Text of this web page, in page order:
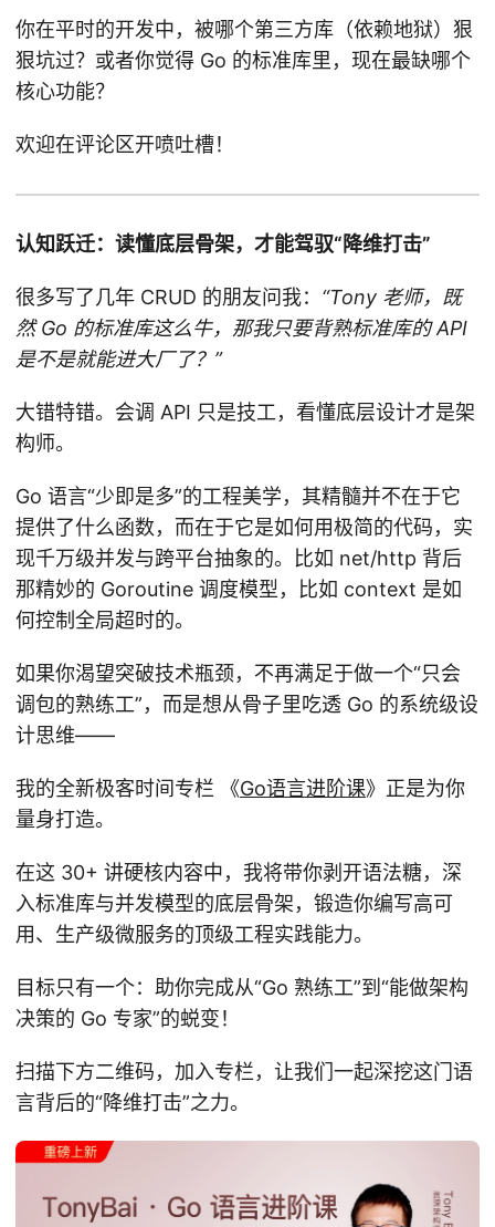
你在平时的开发中，被哪个第三方库（依赖地狱）狠
狠坑过？或者你觉得 Go 的标准库里，现在最缺哪个
核心功能？
欢迎在评论区开喷吐槽！
认知跃迁：读懂底层骨架，才能驾驭“降维打击”
很多写了几年 CRUD 的朋友问我： “Tony 老师，既
然 Go 的标准库这么牛，那我只要背熟标准库的 API
是不是就能进大厂了？”
大错特错。会调 API 只是技工，看懂底层设计才是架
构师。
Go 语言“少即是多”的工程美学，其精髓并不在于它
提供了什么函数，而在于它是如何用极简的代码，实
现千万级并发与跨平台抽象的。比如 net/http 背后
那精妙的 Goroutine 调度模型，比如 context 是如
何控制全局超时的。
如果你渴望突破技术瓶颈，不再满足于做一个“只会
调包的熟练工”，而是想从骨子里吃透 Go 的系统级设
计思维——
我的全新极客时间专栏 《Go语言进阶课》正是为你
量身打造。
在这 30+ 讲硬核内容中，我将带你剥开语法糖，深
入标准库与并发模型的底层骨架，锻造你编写高可
用、生产级微服务的顶级工程实践能力。
目标只有一个：助你完成从“Go 熟练工”到“能做架构
决策的 Go 专家”的蜕变！
扫描下方二维码，加入专栏，让我们一起深挖这门语
言背后的“降维打击”之力。